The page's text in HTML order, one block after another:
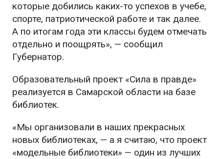
которые добились каких-то успехов в учебе,
спорте, патриотической работе и так далее.
А по итогам года эти классы будем отмечать
отдельно и поощрять», — сообщил
Губернатор.
Образовательный проект «Сила в правде»
реализуется в Самарской области на базе
библиотек.
«Мы организовали в наших прекрасных
новых библиотеках, — а я считаю, что проект
«модельные библиотеки» — один из лучших